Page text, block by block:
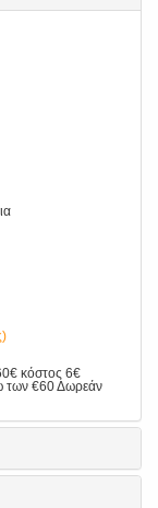
κόστος 6€
των €60 Δωρεάν